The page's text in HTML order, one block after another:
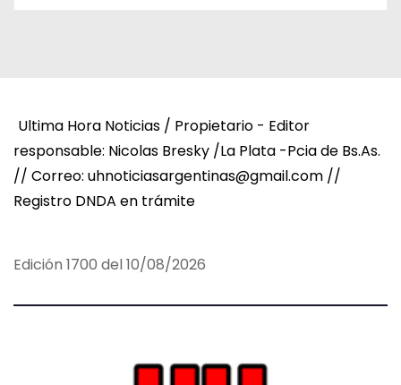
Ultima Hora Noticias / Propietario - Editor
responsable: Nicolas Bresky /La Plata -Pcia de Bs.As.
// Correo: uhnoticiasargentinas@gmail.com //
Registro DNDA en trámite
Edición 1700 del 10/08/2026